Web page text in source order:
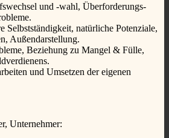
und -wahl, Überforderungs-
Selbstständigkeit, natürliche Potenziale,
Außendarstellung.
Beziehung zu Mangel & Fülle,
und Umsetzen der eigenen
Unternehmer: